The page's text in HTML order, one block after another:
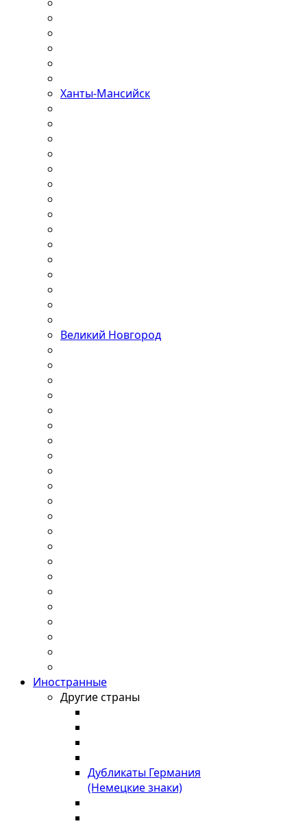
Ханты-Мансийск
Великий Новгород
Иностранные
Другие страны
Дубликаты Германия
(Немецкие знаки)